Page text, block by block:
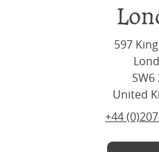
597
SW6
United
+44